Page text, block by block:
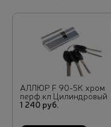
АЛЛЮР F 90-5К хром
перф.кл Цилиндровый
1 240 руб.